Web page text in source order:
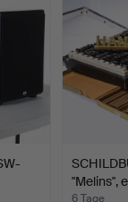
"Melins",
6 Tage